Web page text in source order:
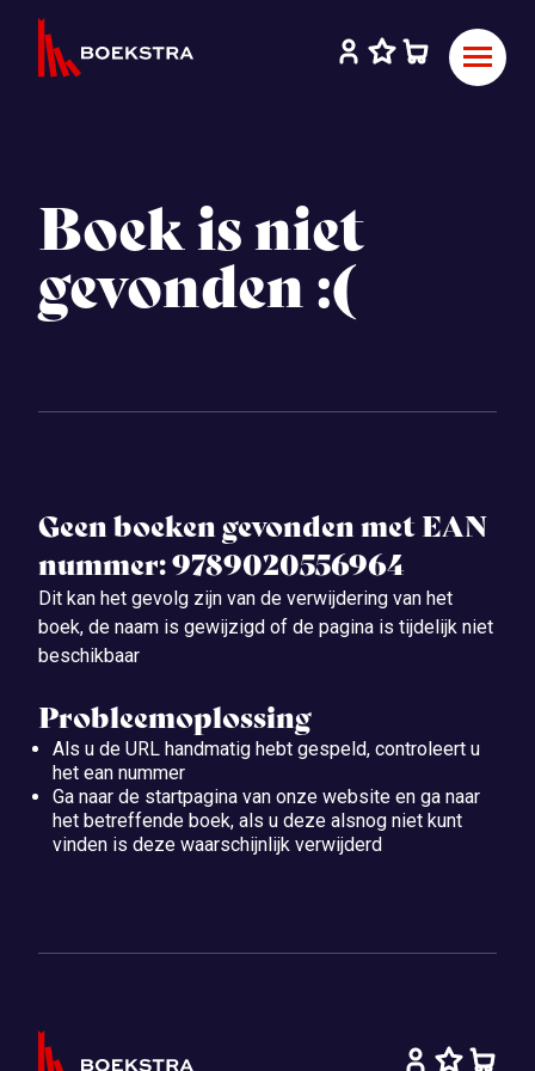
Boek is niet
gevonden :(
Geen boeken gevonden met EAN
nummer: 9789020556964
Dit kan het gevolg zijn van de verwijdering van het
boek, de naam is gewijzigd of de pagina is tijdelijk niet
beschikbaar
Probleemoplossing
Als u de URL handmatig hebt gespeld, controleert u
het ean nummer
Ga naar de startpagina van onze website en ga naar
het betreffende boek, als u deze alsnog niet kunt
vinden is deze waarschijnlijk verwijderd